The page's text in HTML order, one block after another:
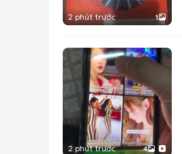
2 phút trước 1
2 phút trước 4